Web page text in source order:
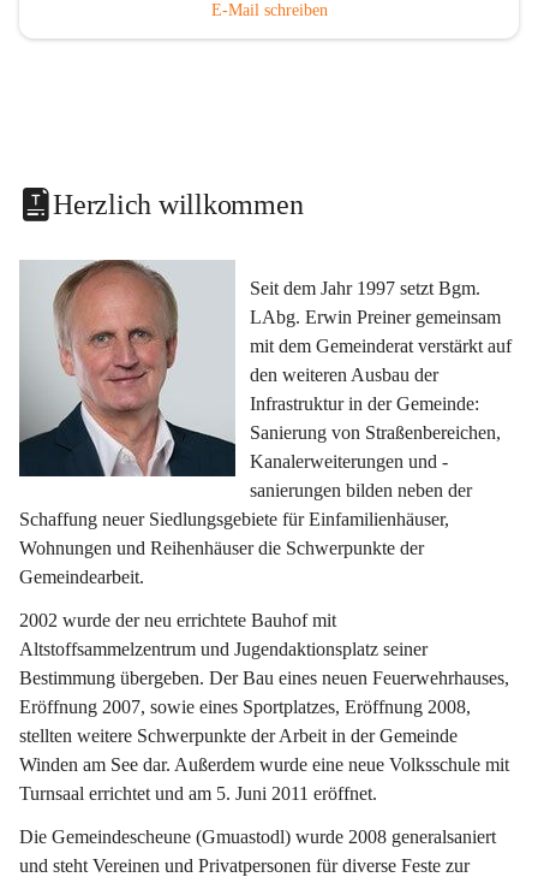
E-Mail schreiben
Herzlich willkommen
Seit dem Jahr 1997 setzt Bgm.
LAbg. Erwin Preiner gemeinsam
mit dem Gemeinderat verstärkt auf
den weiteren Ausbau der
Infrastruktur in der Gemeinde:
Sanierung von Straßenbereichen,
Kanalerweiterungen und -
sanierungen bilden neben der
Schaffung neuer Siedlungsgebiete für Einfamilienhäuser,
Wohnungen und Reihenhäuser die Schwerpunkte der
Gemeindearbeit.
2002 wurde der neu errichtete Bauhof mit
Altstoffsammelzentrum und Jugendaktionsplatz seiner
Bestimmung übergeben. Der Bau eines neuen Feuerwehrhauses,
Eröffnung 2007, sowie eines Sportplatzes, Eröffnung 2008,
stellten weitere Schwerpunkte der Arbeit in der Gemeinde
Winden am See dar. Außerdem wurde eine neue Volksschule mit
Turnsaal errichtet und am 5. Juni 2011 eröffnet.
Die Gemeindescheune (Gmuastodl) wurde 2008 generalsaniert
und steht Vereinen und Privatpersonen für diverse Feste zur